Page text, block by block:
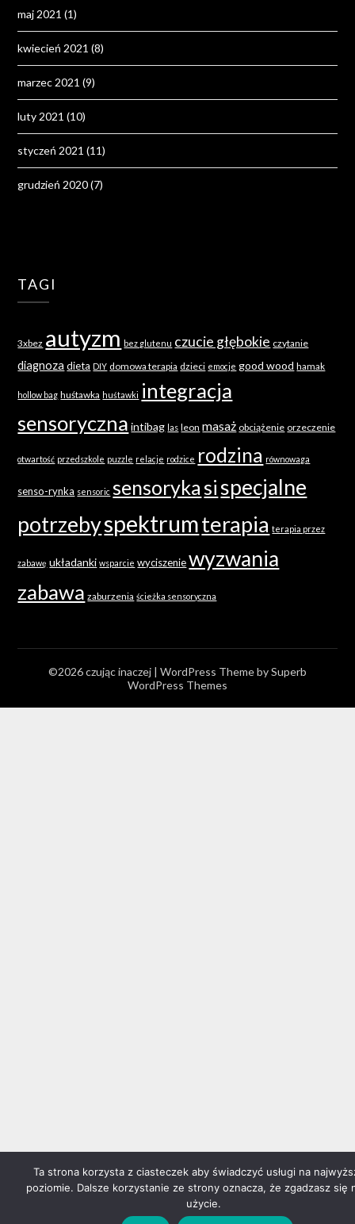
maj 2021 (1)
kwiecień 2021 (8)
marzec 2021 (9)
luty 2021 (10)
styczeń 2021 (11)
grudzień 2020(7)
TAGI
3xbez autyzm bez glutenu czucie głębokie czytanie
diagnoza dieta DIY domowa terapia dzieci emocje good wood hamak
hollow bag huśtawka huśtawki integracja
sensoryczna intibag las leon masaż obciążenie orzeczenie
otwartość przedszkole puzzle relacje rodzice rodzina równowaga
senso-rynka sensoric sensoryka sispecjalne
potrzebyspektrumterapia terapia przez
zabawę układanki wsparcie wyciszenie wyzwania
zabawa zaburzenia ścieżka sensoryczna
©2026 czując inaczej | WordPress Theme bySuperb
WordPress Themes
Ta strona korzysta z ciasteczek aby świadczyć usługi na
poziomie. Dalsze korzystanie ze strony oznacza, że zgadzasz się
użycie.